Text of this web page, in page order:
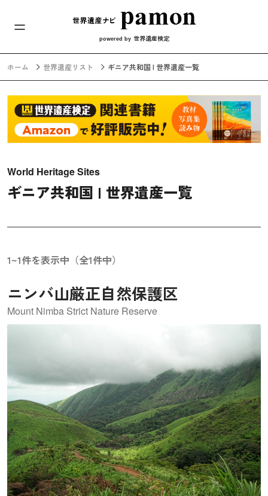
メインナビ
powered by 世界遺産検定
ホーム 世界遺産リスト ギニア共和国 | 世界遺産一覧
World Heritage Sites
ギニア共和国 | 世界遺産一覧
1~1件を表示中（全1件中）
ニンバ山厳正自然保護区
Mount Nimba Strict Nature Reserve